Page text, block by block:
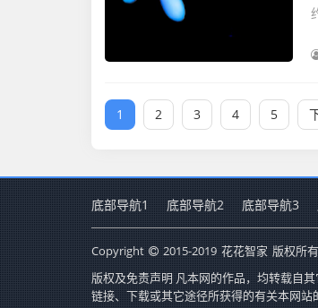
1 2 3 4 5
底部导航1 底部导航2 底部导航3
Copyright 2015-2019 花花智家 版权所
版权及免责声明 凡本网的作品，均转载自
链接、下载或其它途径所获得的有关本网